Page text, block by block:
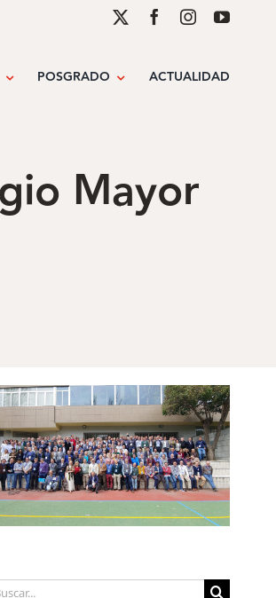
POSGRADO ACTUALIDAD
Mayor